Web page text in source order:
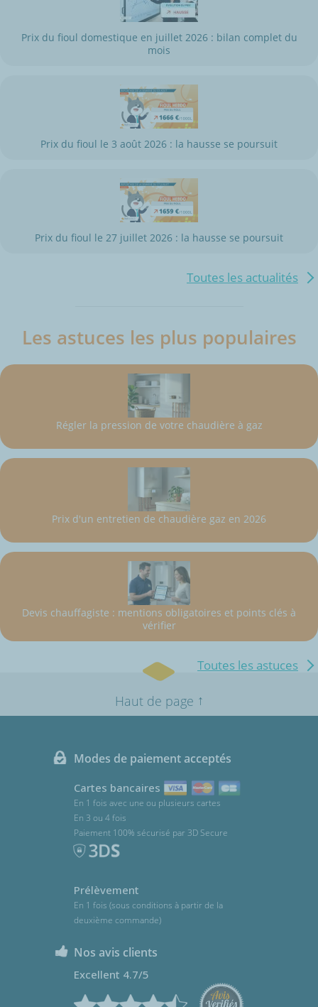
Prix du fioul domestique en juillet 2026 : bilan complet du
mois
Prix du fioul le 3 août 2026 : la hausse se poursuit
Prix du fioul le 27 juillet 2026 : la hausse se poursuit
Toutes les actualités
Les astuces les plus populaires
Régler la pression de votre chaudière à gaz
Prix d'un entretien de chaudière gaz en 2026
Devis chauffagiste : mentions obligatoires et points clés à
vérifier
Toutes les astuces
Haut de page ↑
Modes de paiement acceptés
Cartes bancaires
En 1 fois avec une ou plusieurs cartes
En 3 ou 4 fois
Paiement 100% sécurisé par 3D Secure
Prélèvement
En 1 fois (sous conditions à partir de la
deuxième commande)
Nos avis clients
Excellent 4.7/5